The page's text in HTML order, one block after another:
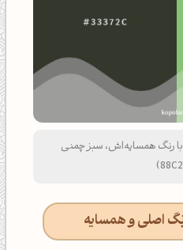
رنگ همسایه‌اش، سبز چمنی
اصلی و همسایه